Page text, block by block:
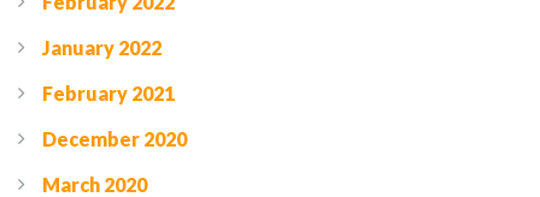
January 2022
February 2021
December 2020
March 2020